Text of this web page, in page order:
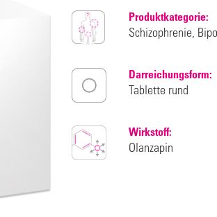
Produktkategorie:
Schizophrenie,
Darreichungsform:
Tablette rund
Wirkstoff:
Olanzapin